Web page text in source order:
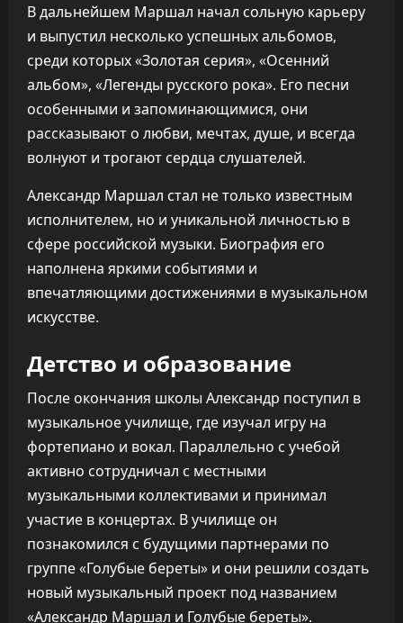
В дальнейшем Маршал начал сольную карьеру
и выпустил несколько успешных альбомов,
среди которых «Золотая серия», «Осенний
альбом», «Легенды русского рока». Его песни
особенными и запоминающимися, они
рассказывают о любви, мечтах, душе, и всегда
волнуют и трогают сердца слушателей.
Александр Маршал стал не только известным
исполнителем, но и уникальной личностью в
сфере российской музыки. Биография его
наполнена яркими событиями и
впечатляющими достижениями в музыкальном
искусстве.
Детство и образование
После окончания школы Александр поступил в
музыкальное училище, где изучал игру на
фортепиано и вокал. Параллельно с учебой
активно сотрудничал с местными
музыкальными коллективами и принимал
участие в концертах. В училище он
познакомился с будущими партнерами по
группе «Голубые береты» и они решили создать
новый музыкальный проект под названием
«Александр Маршал и Голубые береты».